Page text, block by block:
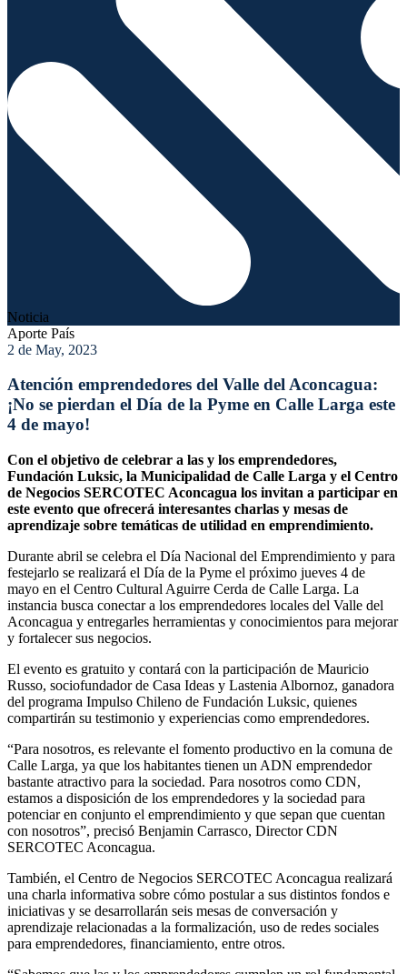
Noticia
Aporte País
2 de May, 2023
Atención emprendedores del Valle del Aconcagua:
¡No se pierdan el Día de la Pyme en Calle Larga este
4 de mayo!
Con el objetivo de celebrar a las y los emprendedores,
Fundación Luksic, la Municipalidad de Calle Larga y el Centro
de Negocios SERCOTEC Aconcagua los invitan a participar en
este evento que ofrecerá interesantes charlas y mesas de
aprendizaje sobre temáticas de utilidad en emprendimiento.
Durante abril se celebra el Día Nacional del Emprendimiento y para
festejarlo se realizará el Día de la Pyme el próximo jueves 4 de
mayo en el Centro Cultural Aguirre Cerda de Calle Larga. La
instancia busca conectar a los emprendedores locales del Valle del
Aconcagua y entregarles herramientas y conocimientos para mejorar
y fortalecer sus negocios.
El evento es gratuito y contará con la participación de Mauricio
Russo, sociofundador de Casa Ideas y Lastenia Albornoz, ganadora
del programa Impulso Chileno de Fundación Luksic, quienes
compartirán su testimonio y experiencias como emprendedores.
“Para nosotros, es relevante el fomento productivo en la comuna de
Calle Larga, ya que los habitantes tienen un ADN emprendedor
bastante atractivo para la sociedad. Para nosotros como CDN,
estamos a disposición de los emprendedores y la sociedad para
potenciar en conjunto el emprendimiento y que sepan que cuentan
con nosotros”, precisó Benjamin Carrasco, Director CDN
SERCOTEC Aconcagua.
También, el Centro de Negocios SERCOTEC Aconcagua realizará
una charla informativa sobre cómo postular a sus distintos fondos e
iniciativas y se desarrollarán seis mesas de conversación y
aprendizaje relacionadas a la formalización, uso de redes sociales
para emprendedores, financiamiento, entre otros.